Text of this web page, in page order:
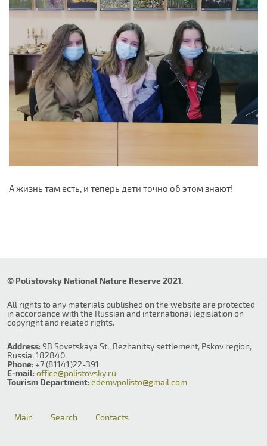
А жизнь там есть, и теперь дети точно об этом знают!
© Polistovsky National Nature Reserve 2021.
All rights to any materials published on the website are protected
in accordance with the Russian and international legislation on
copyright and related rights.
Address: 9B Sovetskaya St., Bezhanitsy settlement, Pskov region,
Russia, 182840.
Phone: +7 (81141)22-391
E-mail:office@polistovsky.ru
Tourism Department:edemvpolisto@gmail.com
Main Search Contacts